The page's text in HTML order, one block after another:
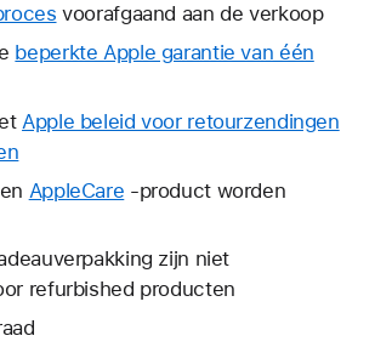
voorafgaand aan de verkoop
beperkte Apple garantie van één
Apple beleid voor retourzendingen
wordt
nieuw
venster
geopend.
AppleCare Hierdoor
er
een
-product worden
zijn niet
refurbished producten